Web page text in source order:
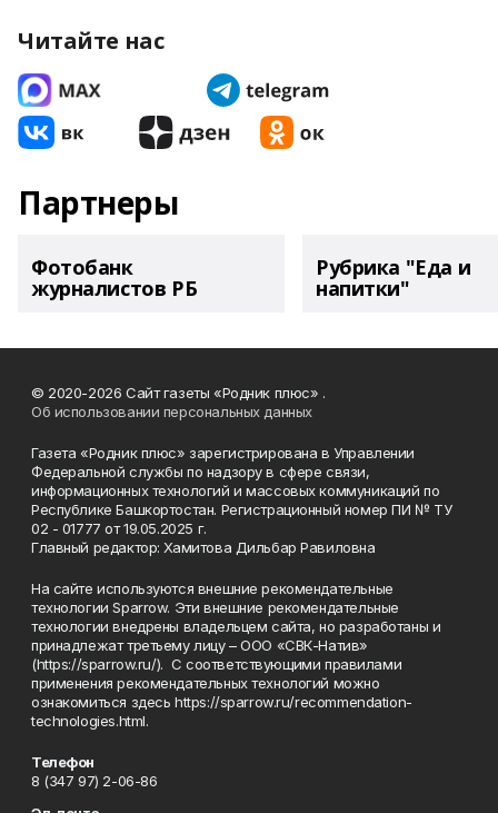
Читайте нас
Партнеры
Фотобанк
журналистов РБ
Рубрика "Еда и
напитки"
© 2020-2026 Сайт газеты «Родник плюс» .
Об использовании персональных данных
Газета «Родник плюс» зарегистрирована в Управлении
Федеральной службы по надзору в сфере связи,
информационных технологий и массовых коммуникаций по
Республике Башкортостан. Регистрационный номер ПИ № ТУ
02 - 01777 от 19.05.2025 г.
Главный редактор: Хамитова Дильбар Равиловна
На сайте используются внешние рекомендательные
технологии Sparrow. Эти внешние рекомендательные
технологии внедрены владельцем сайта, но разработаны и
принадлежат третьему лицу – ООО «СВК-Натив»
(https://sparrow.ru/). С соответствующими правилами
применения рекомендательных технологий можно
ознакомиться здесь https://sparrow.ru/recommendation-
technologies.html.
Телефон
8 (347 97) 2-06-86